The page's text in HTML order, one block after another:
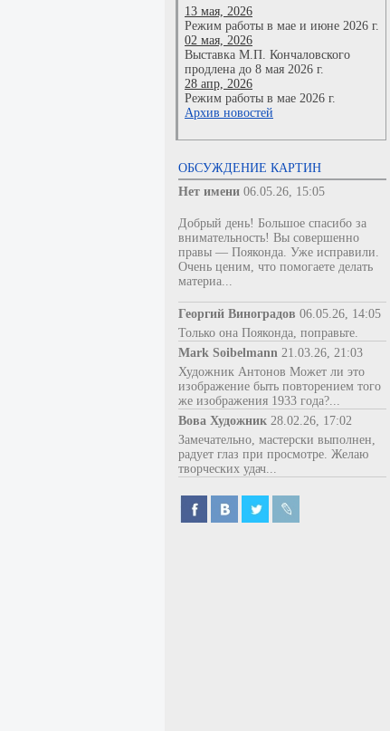
13 мая, 2026
Режим работы в мае и июне 2026 г.
02 мая, 2026
Выставка М.П. Кончаловского
продлена до 8 мая 2026 г.
28 апр, 2026
Режим работы в мае 2026 г.
Архив новостей
ОБСУЖДЕНИЕ КАРТИН
Нет имени 06.05.26, 15:05
Добрый день! Большое спасибо за
внимательность! Вы совершенно
правы — Пояконда. Уже исправили.
Очень ценим, что помогаете делать
материа...
Георгий Виноградов 06.05.26, 14:05
Только она Пояконда, поправьте.
Mark Soibelmann 21.03.26, 21:03
Художник Антонов Может ли это
изображение быть повторением того
же изображения 1933 года?...
Вова Художник 28.02.26, 17:02
Замечательно, мастерски выполнен,
радует глаз при просмотре. Желаю
творческих удач...